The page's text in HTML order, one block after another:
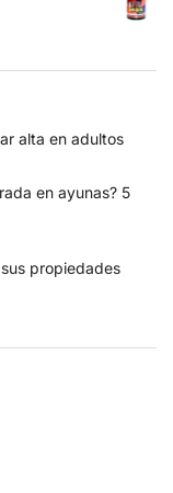
alta en adultos
en ayunas? 5
propiedades